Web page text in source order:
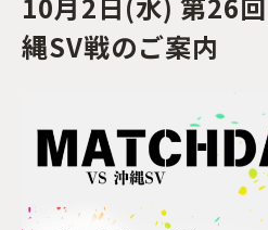
縄SV戦のご案内